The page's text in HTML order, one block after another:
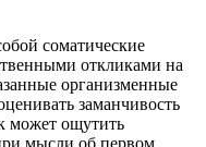
соматические
откликами на
организменные
заманчивость
может ощутить